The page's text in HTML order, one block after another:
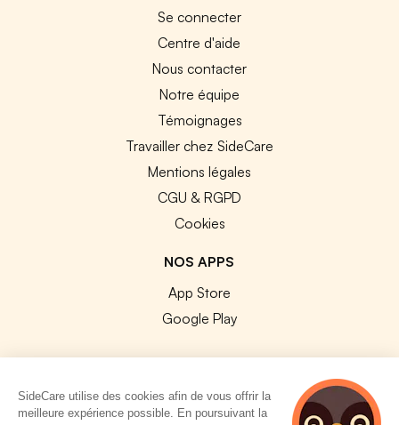
Se connecter
Centre d'aide
Nous contacter
Notre équipe
Témoignages
Travailler chez SideCare
Mentions légales
CGU & RGPD
Cookies
NOS APPS
App Store
Google Play
SideCare utilise des cookies afin de vous offrir la
meilleure expérience possible. En poursuivant la